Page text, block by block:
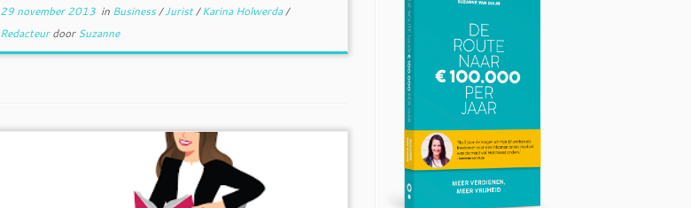
29 november 2013in Business/Jurist/Karina Holwerda/
RedacteurdoorSuzanne